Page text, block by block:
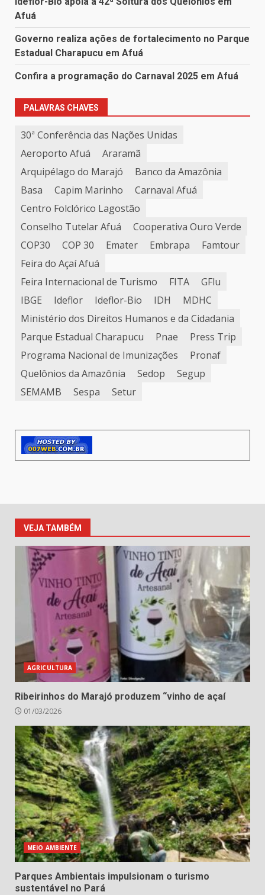
Afuá
Governo realiza ações de fortalecimento no Parque
Estadual Charapucu em Afuá
Confira a programação do Carnaval 2025 em Afuá
PALAVRAS CHAVES
30ª Conferência das Nações Unidas
Aeroporto Afuá
Araramã
Arquipélago do Marajó
Banco da Amazônia
Basa
Capim Marinho
Carnaval Afuá
Centro Folclórico Lagostão
Conselho Tutelar Afuá
Cooperativa Ouro Verde
COP30
COP 30 Emater Embrapa
Famtour
Feira do Açaí Afuá
Feira Internacional de Turismo
FITA
GFlu
IBGE
Ideflor Ideflor-Bio IDH
MDHC
Ministério dos Direitos Humanos e da Cidadania
Parque Estadual Charapucu
Pnae
Press Trip
Programa Nacional de Imunizações
Pronaf
Quelônios da Amazônia
Sedop
Segup
SEMAMB
Sespa Setur
VEJA TAMBÉM
AGRICULTURA
Ribeirinhos do Marajó produzem “vinho de açaí
01/03/2026
MEIO AMBIENTE
Parques Ambientais impulsionam o turismo
sustentável no Pará